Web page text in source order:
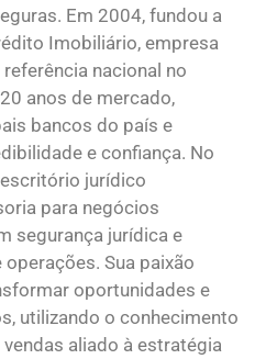
Em 2004, fundou a
Imobiliário, empresa
nacional no
anos de mercado,
bancos do país e
e confiança. No
jurídico
para negócios
segurança jurídica e
Sua paixão
oportunidades e
utilizando o conhecimento
aliado à estratégia